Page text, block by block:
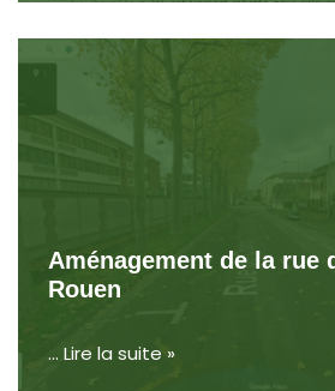
Aménagement de la rue
Rouen
… Lire la suite »